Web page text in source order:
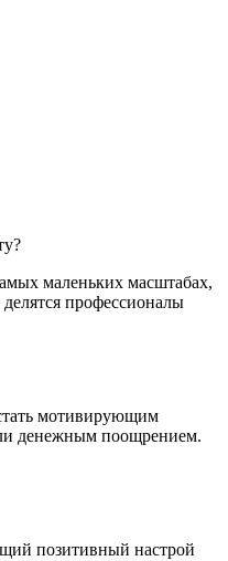
маленьких масштабах,
профессионалы
мотивирующим
денежным поощрением.
позитивный настрой